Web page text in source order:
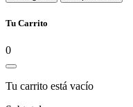
Tu Carrito
0
Tu carrito está vacío